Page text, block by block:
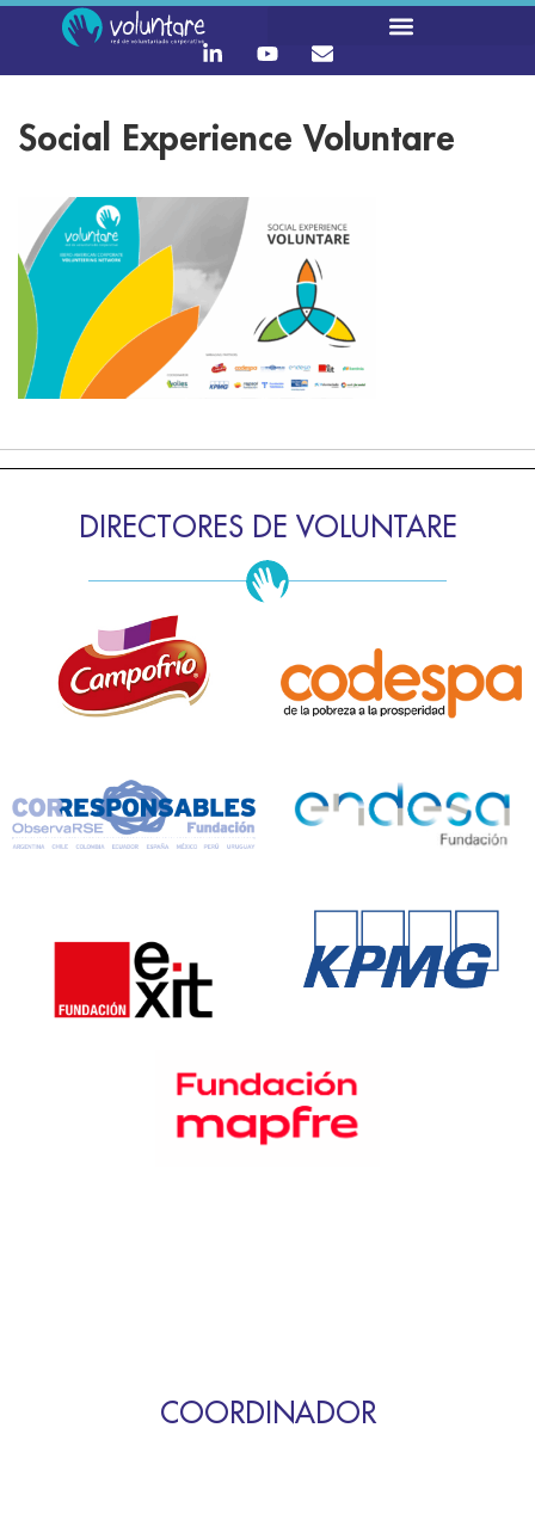
Social Experience Voluntare
DIRECTORES DE VOLUNTARE
COORDINADOR